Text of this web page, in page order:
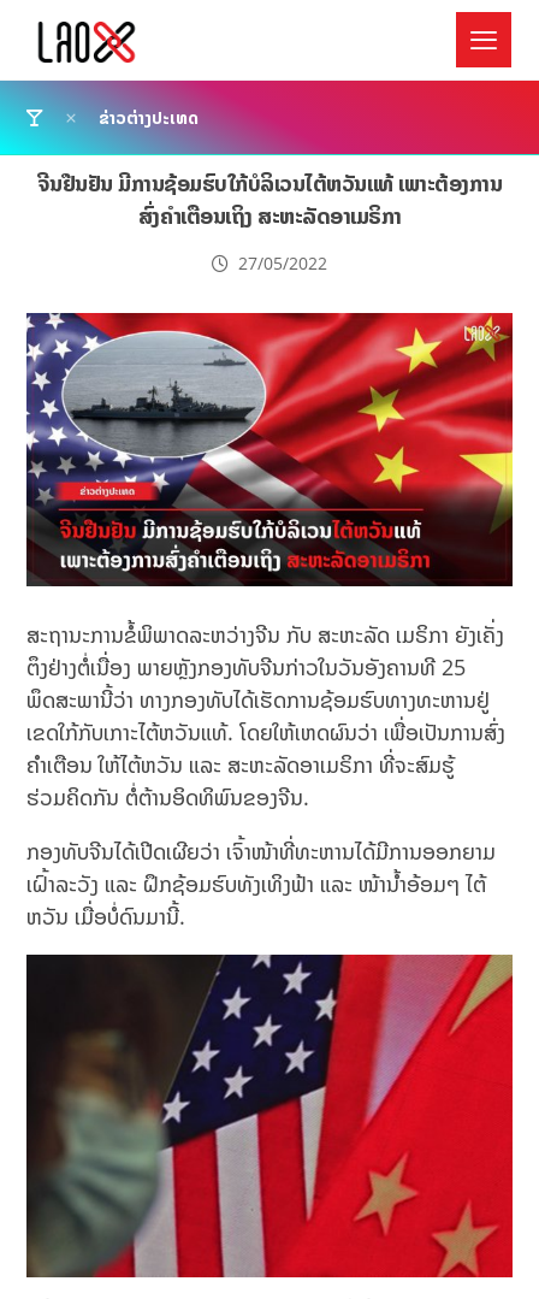
ຂ່າວຕ່າງປະເທດ
ຈີນຢືນຢັນ ມີການຊ້ອມຮົບໃກ້ບໍລິເວນໄຕ້ຫວັນແທ້ ເພາະຕ້ອງການ
ສົ່ງຄຳເຕືອນເຖິງ ສະຫະລັດອາເມຣິກາ
27/05/2022
ສະຖານະການຂໍ້ພິພາດລະຫວ່າງຈີນ ກັບ ສະຫະລັດ ເມຣິກາ ຍັງເຄັ່ງ
ຕຶງຢ່າງຕໍ່ເນື່ອງ ພາຍຫຼັງກອງທັບ​ຈີນ​ກ່າວ​ໃນ​ວັນ​ອັງຄານ​ທີ 25
ພຶດສະພາ​ນີ້​ວ່າ ທາງກອງທັບ​ໄດ້​ເຮັດການ​ຊ້ອມ​ຮົບ​ທາງ​ທະຫານ​ຢູ່​
ເຂດ​ໃກ້​ກັບ​ເກາະ​ໄຕ້​ຫວັນແທ້. ໂດຍໃຫ້ເຫດຜົນວ່າ ເພື່ອເປັນການສົ່ງ
ຄຳເຕືອນ ໃຫ້ໄຕ້ຫວັນ ແລະ ສະຫະລັດອາເມຣິກາ ທີ່ຈະສົມຮູ້
ຮ່ວມຄິດກັນ ຕໍ່ຕ້ານອິດທິພົນຂອງຈີນ.
ກອງທັບຈີນໄດ້ເປີດເຜີຍວ່າ ເຈົ້າໜ້າທີ່ທະຫານໄດ້ມີການອອກຍາມ
ເຝົ້າລະວັງ ແລະ ຝຶກຊ້ອມຮົບທັງເທິງຟ້າ ແລະ ໜ້ານໍ້າອ້ອມໆ ໄຕ້
ຫວັນ ເມື່ອບໍ່ດົນມານີ້.